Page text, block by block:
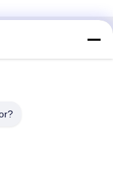
Changsha, Hunan,